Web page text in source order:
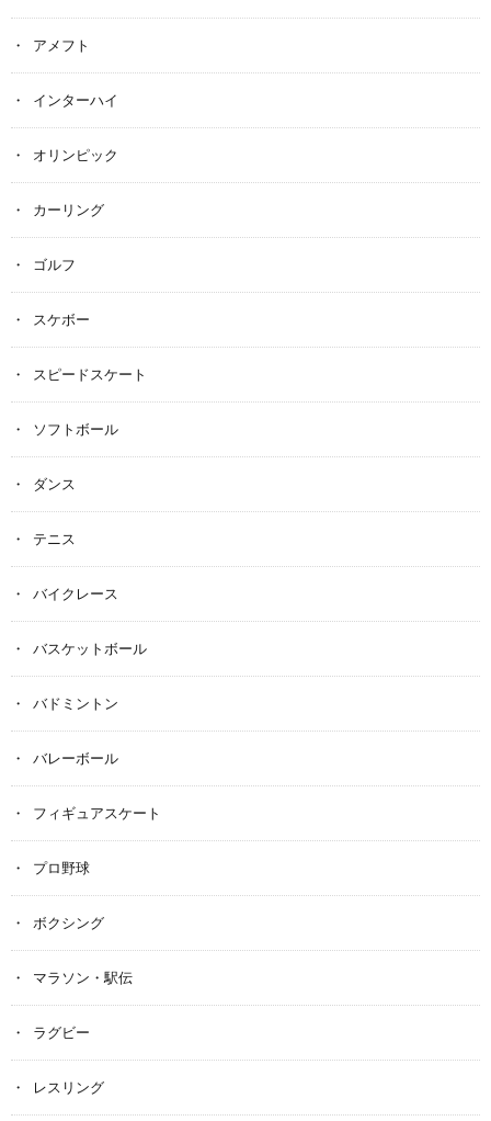
アメフト
インターハイ
オリンピック
カーリング
ゴルフ
スケボー
スピードスケート
ソフトボール
ダンス
テニス
バイクレース
バスケットボール
バドミントン
バレーボール
フィギュアスケート
プロ野球
ボクシング
マラソン・駅伝
ラグビー
レスリング